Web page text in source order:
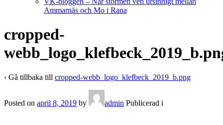
Ammarnäs och Mo i Rana
cropped-
‹ Gå tillbaka till cropped-webb_logo_klefbeck_2019_b.png
Posted on april 8, 2019 by admin Publicerad i